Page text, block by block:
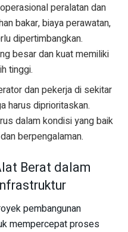
peralatan dan
bakar, biaya perawatan,
dipertimbangkan.
besar dan kuat memiliki
tinggi.
dan pekerja di sekitar
harus diprioritaskan.
dalam kondisi yang baik
berpengalaman.
Berat dalam
pembangunan
mempercepat proses